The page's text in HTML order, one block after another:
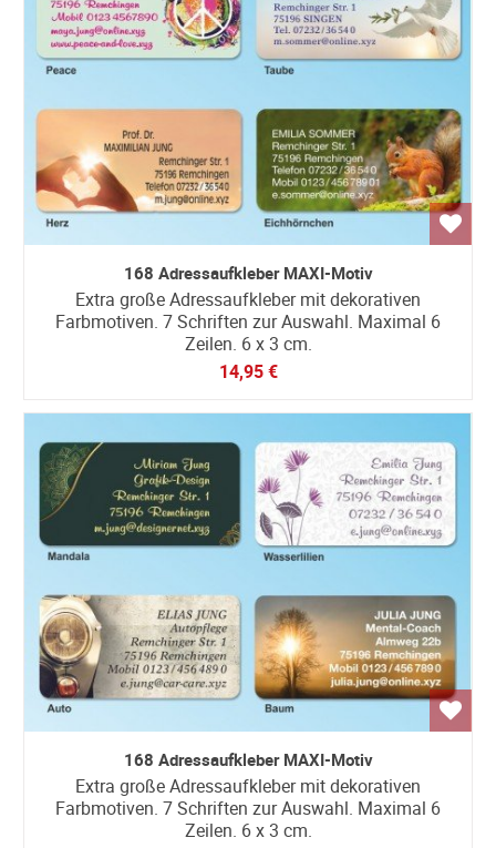
168 Adressaufkleber MAXI-Motiv
Extra große Adressaufkleber mit dekorativen
Farbmotiven. 7 Schriften zur Auswahl. Maximal 6
Zeilen. 6 x 3 cm.
14,95 €
168 Adressaufkleber MAXI-Motiv
Extra große Adressaufkleber mit dekorativen
Farbmotiven. 7 Schriften zur Auswahl. Maximal 6
Zeilen. 6 x 3 cm.